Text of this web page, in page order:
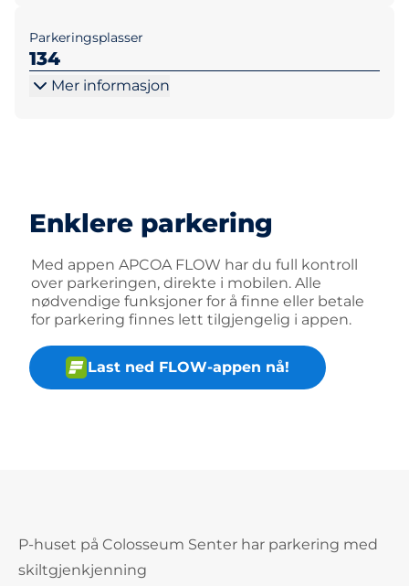
Parkeringsplasser
134
Mer informasjon
Enklere parkering
Med appen APCOA FLOW har du full kontroll
over parkeringen, direkte i mobilen. Alle
nødvendige funksjoner for å finne eller betale
for parkering finnes lett tilgjengelig i appen.
Last ned FLOW-appen nå!
P-huset på Colosseum Senter har parkering med
skiltgjenkjenning